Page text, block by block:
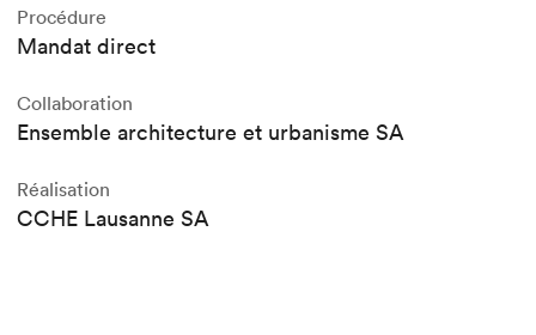
Procédure
Mandat direct
Collaboration
Ensemble architecture et urbanisme SA
Réalisation
CCHE Lausanne SA